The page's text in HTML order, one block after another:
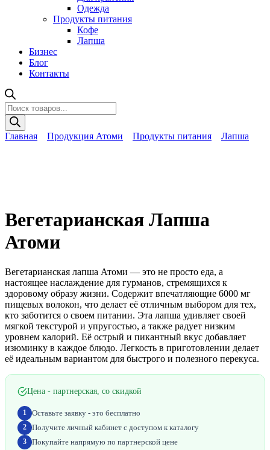
Одежда
Продукты питания
Кофе
Лапша
Бизнес
Блог
Контакты
Поиск
товаров
Главная
Продукция Атоми Продукты питания Лапша
Вегетарианская Лапша
Атоми
Вегетарианская лапша Атоми — это не просто еда, а
настоящее наслаждение для гурманов, стремящихся к
здоровому образу жизни. Содержит впечатляющие 6000 мг
пищевых волокон, что делает её отличным выбором для тех,
кто заботится о своем питании. Эта лапша удивляет своей
мягкой текстурой и упругостью, а также радует низким
уровнем калорий. Её острый и пикантный вкус добавляет
изюминку в каждое блюдо. Легкость в приготовлении делает
её идеальным вариантом для быстрого и полезного перекуса.
Цена - партнерская, со скидкой
1 Оставьте заявку - это бесплатно
2 Получите личный кабинет с доступом к каталогу
3 Покупайте напрямую по партнерской цене